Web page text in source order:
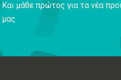
Και μάθε πρώτος για τα νέα
μας